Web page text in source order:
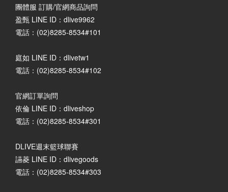
團體服 訂購/官網商品詢問
盈甄 LINE ID：dlive9962
電話：(02)8285-8534#101
庭如 LINE ID：dlivetw1
電話：(02)8285-8534#102
官網訂單詢問
依倫 LINE ID：dliveshop
電話：(02)8285-8534#301
DLIVE週末籃球聯賽
讌菱 LINE ID：dlivegoods
電話：(02)8285-8534#303